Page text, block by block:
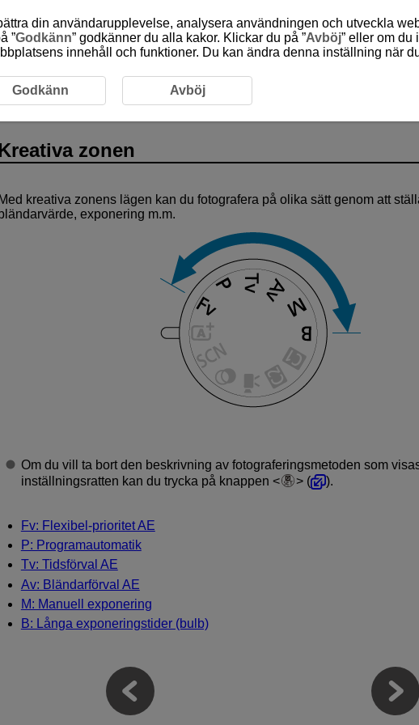
zonen
Med kreativa zonens lägen kan du fotografera på olika sätt genom att
bländarvärde, exponering m.m.
Om du vill ta bort den beskrivning av fotograferingsmetoden som
inställningsratten kan du trycka på knappen
( ).
Fv: Flexibel-prioritet AE
P: Programautomatik
Tv: Tidsförval AE
Av: Bländarförval AE
M: Manuell exponering
B: Långa exponeringstider (bulb)
din användarupplevelse, analysera användningen och utveckla
”Godkänn” godkänner du alla kakor. Klickar du på ”Avböj” eller om du
innehåll och funktioner. Du kan ändra denna inställning när
Godkänn Avböj